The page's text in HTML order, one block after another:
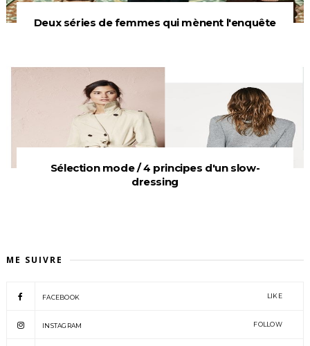
Deux séries de femmes qui mènent l'enquête
Sélection mode / 4 principes d'un slow-
dressing
ME SUIVRE
FACEBOOK LIKE
INSTAGRAM FOLLOW